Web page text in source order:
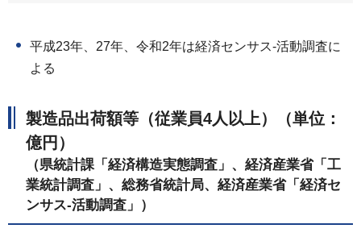
平成23年、27年、令和2年は経済センサス-活動調査に
よる
製造品出荷額等（従業員4人以上）（単位：
億円）
（県統計課「経済構造実態調査」、経済産業省「工
業統計調査」、総務省統計局、経済産業省「経済セ
ンサス-活動調査」）